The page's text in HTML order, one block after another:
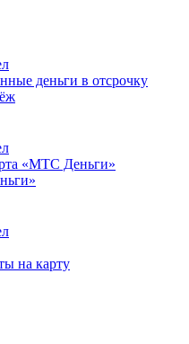
деньги в отсрочку
«МТС Деньги»
на карту